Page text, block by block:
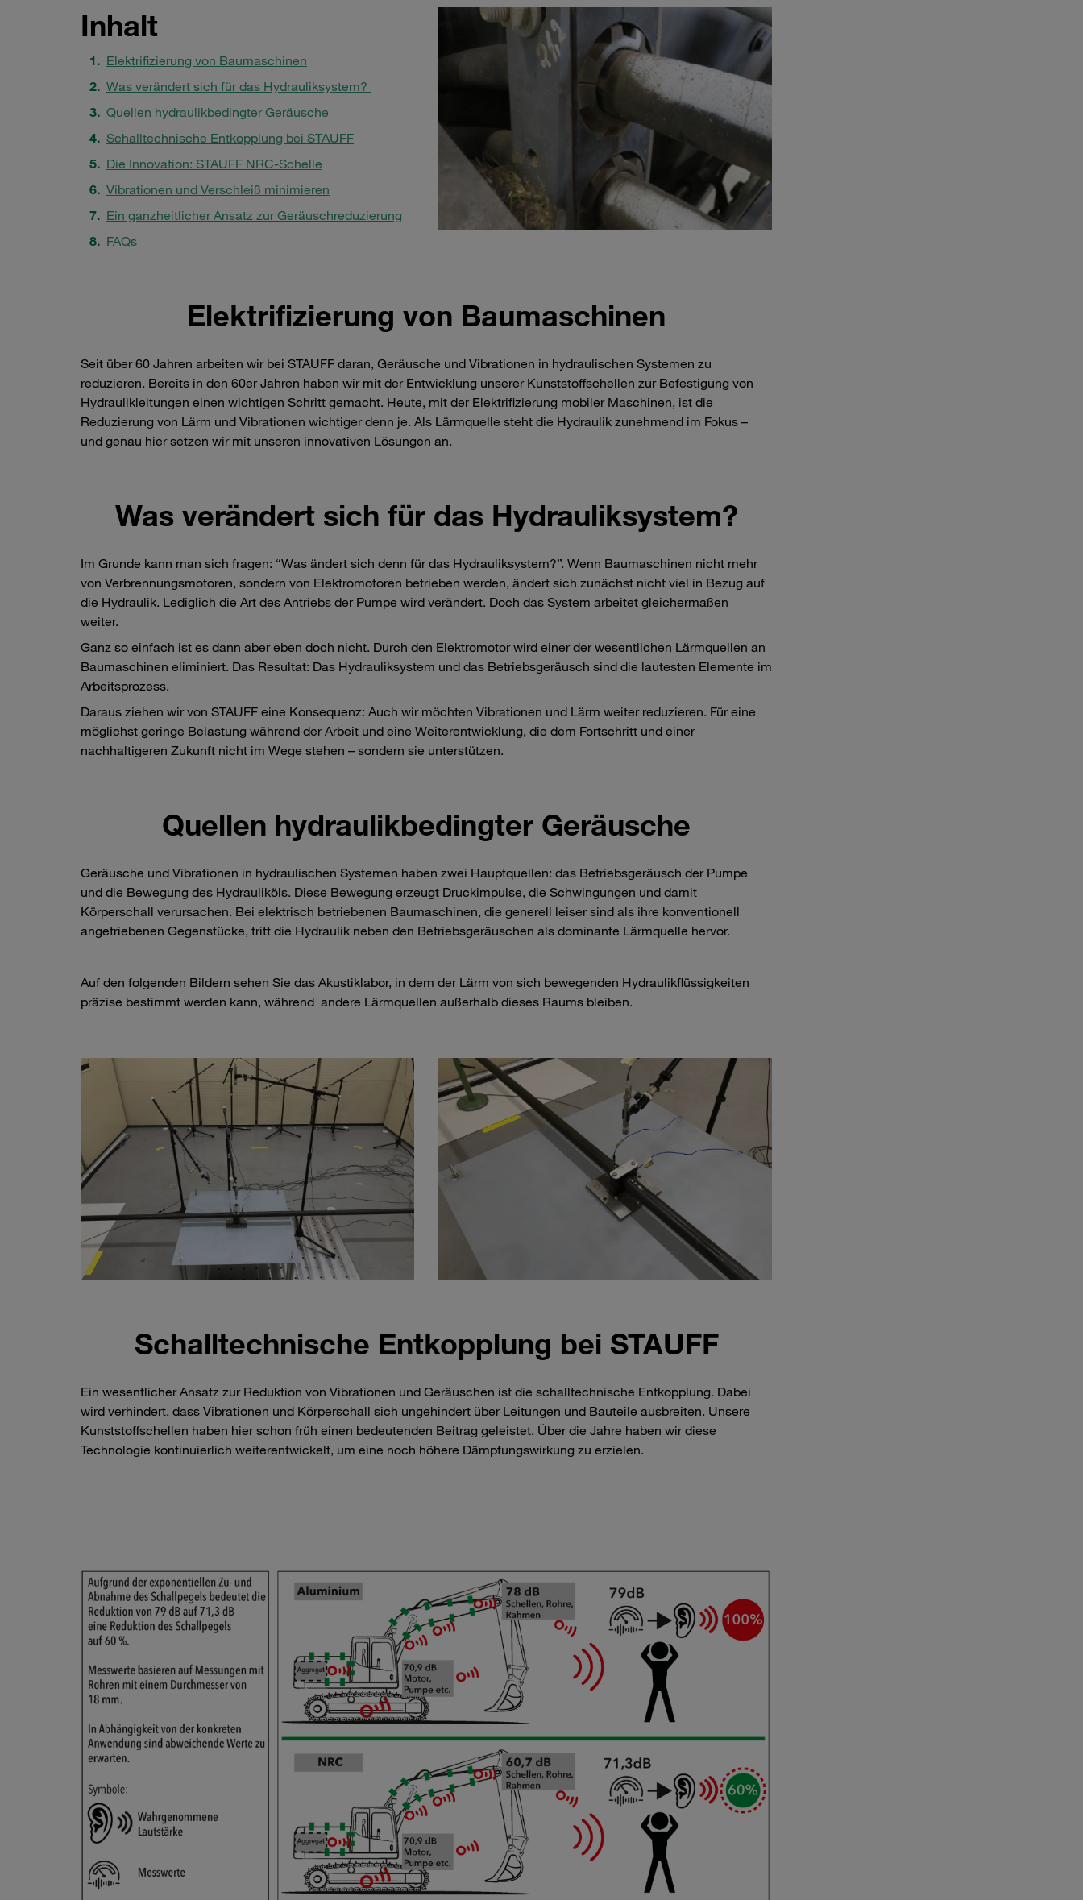
Inhalt
Elektrifizierung von Baumaschinen
Was verändert sich für das Hydrauliksystem?
Quellen hydraulikbedingter Geräusche
Schalltechnische Entkopplung bei STAUFF
Die Innovation: STAUFF NRC-Schelle
Vibrationen und Verschleiß minimieren
Ein ganzheitlicher Ansatz zur Geräuschreduzierung
FAQs
Elektrifizierung von Baumaschinen
Seit über 60 Jahren arbeiten wir bei STAUFF daran, Geräusche und Vibrationen in hydraulischen Systemen zu
reduzieren. Bereits in den 60er Jahren haben wir mit der Entwicklung unserer Kunststoffschellen zur Befestigung von
Hydraulikleitungen einen wichtigen Schritt gemacht. Heute, mit der Elektrifizierung mobiler Maschinen, ist die
Reduzierung von Lärm und Vibrationen wichtiger denn je. Als Lärmquelle steht die Hydraulik zunehmend im Fokus –
und genau hier setzen wir mit unseren innovativen Lösungen an.
Was verändert sich für das Hydrauliksystem?
Im Grunde kann man sich fragen: “Was ändert sich denn für das Hydrauliksystem?”. Wenn Baumaschinen nicht mehr
von Verbrennungsmotoren, sondern von Elektromotoren betrieben werden, ändert sich zunächst nicht viel in Bezug auf
die Hydraulik. Lediglich die Art des Antriebs der Pumpe wird verändert. Doch das System arbeitet gleichermaßen
weiter.
Ganz so einfach ist es dann aber eben doch nicht. Durch den Elektromotor wird einer der wesentlichen Lärmquellen an
Baumaschinen eliminiert. Das Resultat: Das Hydrauliksystem und das Betriebsgeräusch sind die lautesten Elemente im
Arbeitsprozess.
Daraus ziehen wir von STAUFF eine Konsequenz: Auch wir möchten Vibrationen und Lärm weiter reduzieren. Für eine
möglichst geringe Belastung während der Arbeit und eine Weiterentwicklung, die dem Fortschritt und einer
nachhaltigeren Zukunft nicht im Wege stehen – sondern sie unterstützen.
Quellen hydraulikbedingter Geräusche
Geräusche und Vibrationen in hydraulischen Systemen haben zwei Hauptquellen: das Betriebsgeräusch der Pumpe
und die Bewegung des Hydrauliköls. Diese Bewegung erzeugt Druckimpulse, die Schwingungen und damit
Körperschall verursachen. Bei elektrisch betriebenen Baumaschinen, die generell leiser sind als ihre konventionell
angetriebenen Gegenstücke, tritt die Hydraulik neben den Betriebsgeräuschen als dominante Lärmquelle hervor.
Auf den folgenden Bildern sehen Sie das Akustiklabor, in dem der Lärm von sich bewegenden Hydraulikflüssigkeiten
präzise bestimmt werden kann, während andere Lärmquellen außerhalb dieses Raums bleiben.
Schalltechnische Entkopplung bei STAUFF
Ein wesentlicher Ansatz zur Reduktion von Vibrationen und Geräuschen ist die schalltechnische Entkopplung. Dabei
wird verhindert, dass Vibrationen und Körperschall sich ungehindert über Leitungen und Bauteile ausbreiten. Unsere
Kunststoffschellen haben hier schon früh einen bedeutenden Beitrag geleistet. Über die Jahre haben wir diese
Technologie kontinuierlich weiterentwickelt, um eine noch höhere Dämpfungswirkung zu erzielen.